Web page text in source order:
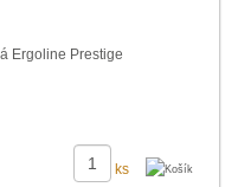
Ergoline Prestige
ks